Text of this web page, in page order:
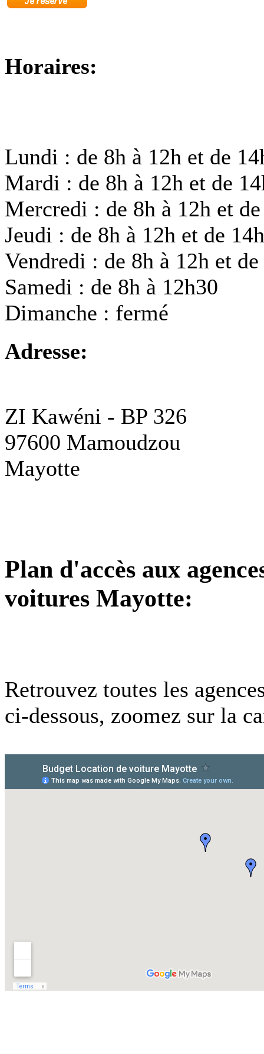
Horaires:
Lundi : de 8h à 12h et de
Mardi : de 8h à 12h et de
Mercredi : de 8h à 12h et
Jeudi : de 8h à 12h et de
Vendredi : de 8h à 12h et
Samedi : de 8h à 12h30
Dimanche : fermé
Adresse:
ZI Kawéni - BP 326
97600 Mamoudzou
Mayotte
Plan d'accès aux
voitures Mayotte:
Retrouvez toutes les
ci-dessous, zoomez sur la